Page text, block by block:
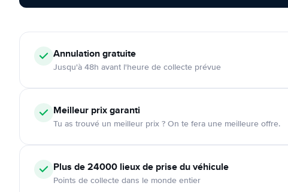
Annulationgratuite
Jusqu'à 48h avant l'heure de collecte prévue
Meilleur prix garanti
Tu as trouvé un meilleur prix ? On te fera une meilleure offre.
Plus de 24000 lieux de prise du véhicule
Points de collecte dans le monde entier